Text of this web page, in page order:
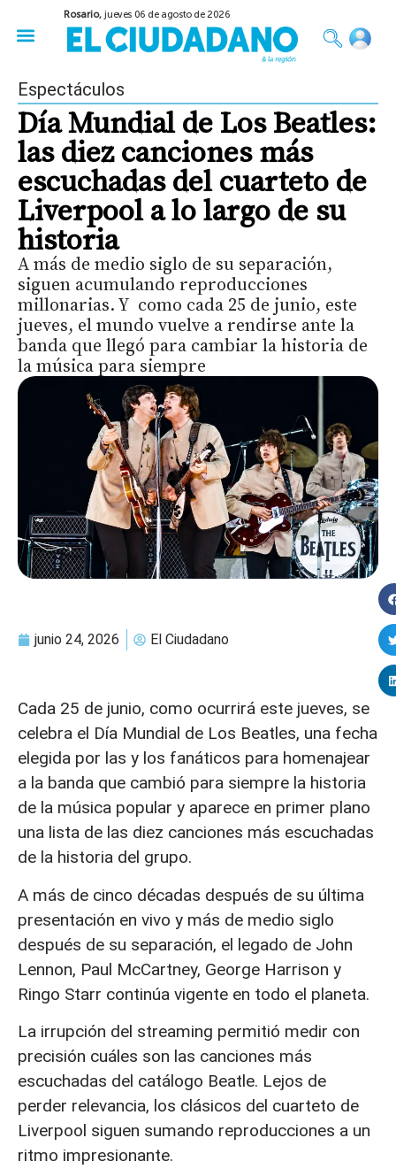
Rosario,jueves 06 de agosto de 2026
Espectáculos
Día Mundial de Los Beatles:
las diez canciones más
escuchadas del cuarteto de
Liverpool a lo largo de su
historia
A más de medio siglo de su separación,
siguen acumulando reproducciones
millonarias. Y como cada 25 de junio, este
jueves, el mundo vuelve a rendirse ante la
banda que llegó para cambiar la historia de
la música para siempre
junio 24, 2026 El Ciudadano
Cada 25 de junio, como ocurrirá este jueves, se
celebra el Día Mundial de Los Beatles, una fecha
elegida por las y los fanáticos para homenajear
a la banda que cambió para siempre la historia
de la música popular y aparece en primer plano
una lista de las diez canciones más escuchadas
de la historia del grupo.
A más de cinco décadas después de su última
presentación en vivo y más de medio siglo
después de su separación, el legado de John
Lennon, Paul McCartney, George Harrison y
Ringo Starr continúa vigente en todo el planeta.
La irrupción del streaming permitió medir con
precisión cuáles son las canciones más
escuchadas del catálogo Beatle. Lejos de
perder relevancia, los clásicos del cuarteto de
Liverpool siguen sumando reproducciones a un
ritmo impresionante.